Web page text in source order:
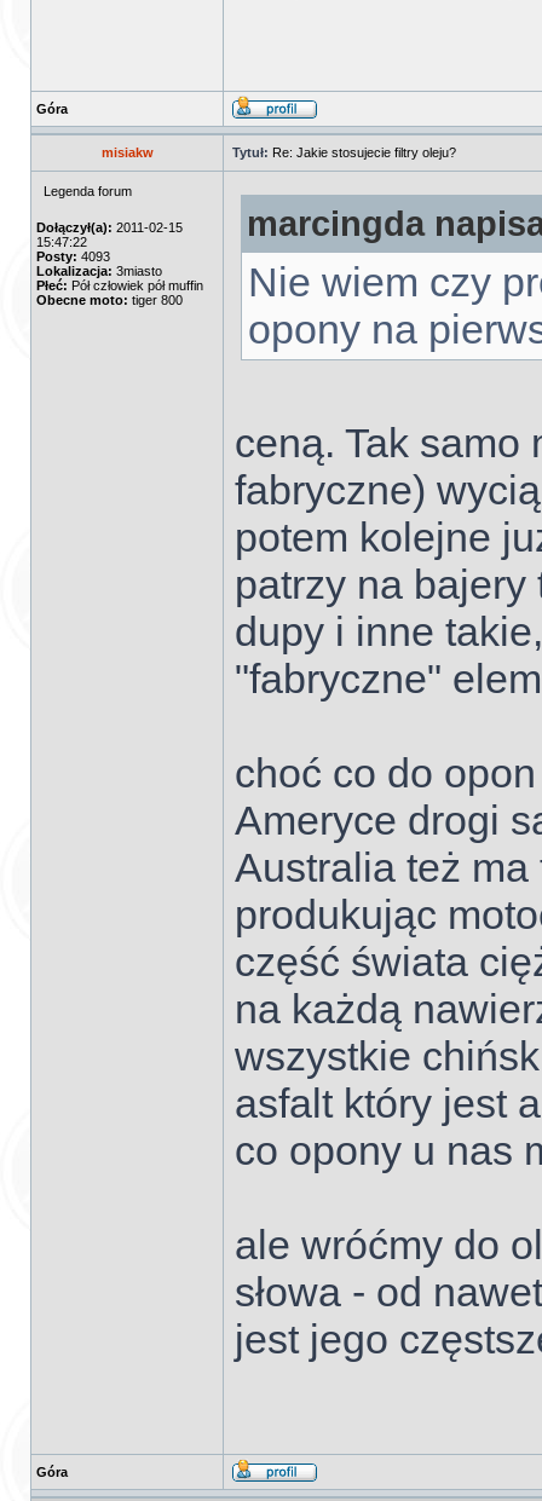
Góra
misiakw Tytuł: Re: Jakie stosujecie filtry oleju?
Legenda forum
Dołączył(a): 2011-02-15
15:47:22
Posty: 4093
Lokalizacja: 3miasto
Płeć: Pół człowiek pół muffin
Obecne moto: tiger 800
marcingda
Nie wiem czy
opony na
ceną. Tak samo
fabryczne)
potem kolejne
patrzy na bajery
dupy i inne
"fabryczne"
choć co do
Ameryce drogi
Australia też
produkując
część świata
na każdą
wszystkie
asfalt który jest
co opony u nas
ale wróćmy do
słowa - od
jest jego
Góra